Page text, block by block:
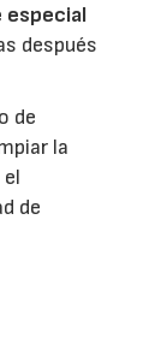
especial
después
de
la
de